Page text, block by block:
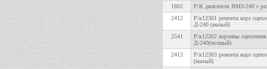
1802
Р/К двигателя ЯМЗ-240 с
2412
Р/к12301 ремонта корз
Д-240 (малый)
2541
Р/к12302 корзины сцепления
Д-240(полный)
2413
Р/к12303 ремонта корз
(малый)